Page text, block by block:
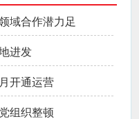
域合作潜力足
进发
开通运营
组织整顿